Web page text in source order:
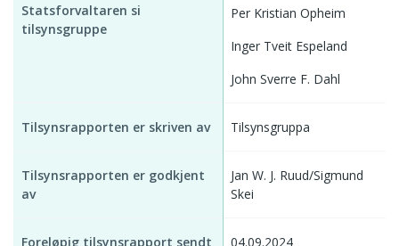
Statsforvaltaren si
tilsynsgruppe
Per Kristian Opheim
Inger Tveit Espeland
John Sverre F. Dahl
Tilsynsrapporten er skriven av Tilsynsgruppa
Tilsynsrapporten er godkjent
av
Jan W. J. Ruud/Sigmund
Skei
Foreløpig tilsynsrapport sendt 04.09.2024